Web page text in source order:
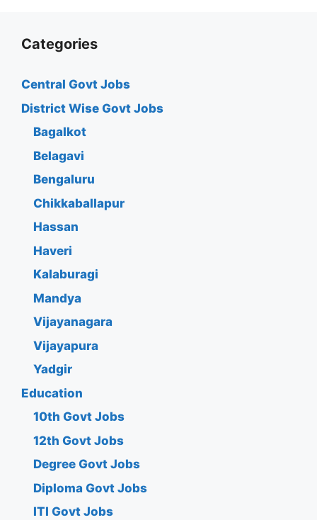
Categories
Central Govt Jobs
District Wise Govt Jobs
Bagalkot
Belagavi
Bengaluru
Chikkaballapur
Hassan
Haveri
Kalaburagi
Mandya
Vijayanagara
Vijayapura
Yadgir
Education
10th Govt Jobs
12th Govt Jobs
Degree Govt Jobs
Diploma Govt Jobs
ITI Govt Jobs